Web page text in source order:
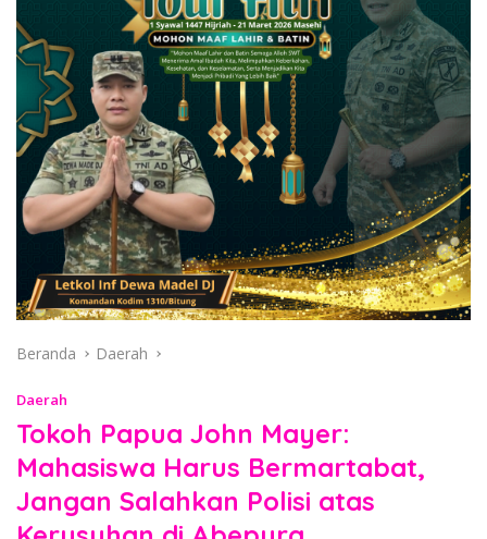
Beranda Daerah
Daerah
Tokoh Papua John Mayer:
Mahasiswa Harus Bermartabat,
Jangan Salahkan Polisi atas